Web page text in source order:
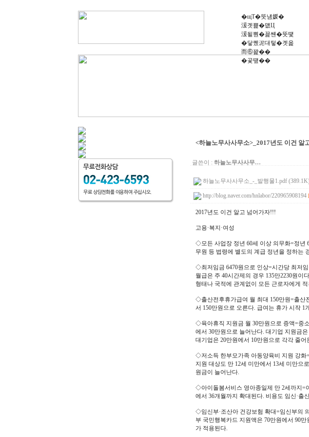
�щТ�뚯냼媛�
湲곗뾽�먮Ц
湲됱뿬�꾩썐�뚯떛
�닿퀬泥대텋�곗옱
而⑥꽕��
�곷떞��
<하늘노무사사무소>_2017년도 이건 알
글쓴이 : 하늘노무사사무…
하늘노무사사무소_-_발행물1.pdf
http://blog.naver.com/hnlabor/220965908194
2017년도 이건 알고 넘어가자!!!
고용·복지·여성
◇모든 사업장 정년 60세 이상 의무화=정년
무원 등 법령에 별도의 계급 정년을 정하는
◇최저임금 6470원으로 인상=시간당 최저
월급은 주 40시간제의 경우 135만2230원
형태나 국적에 관계없이 모든 근로자에게
◇출산전후휴가급여 월 최대 150만원=출산
서 150만원으로 오른다. 급여는 휴가 시작
◇육아휴직 지원금 월 30만원으로 증액=중
에서 30만원으로 늘어난다. 대기업 지원금
대기업은 20만원에서 10만원으로 각각 줄어
◇저소득 한부모가족 아동양육비 지원 강화
지원 대상도 만 12세 미만에서 13세 미만으
원금이 늘어난다.
◇아이돌봄서비스 영아종일제 만 2세까지=
에서 36개월까지 확대된다. 비용도 임신·출
◇임신부·조산아 건강보험 확대=임신부의
부 국민행복카드 지원액은 70만원에서 90
가 적용된다.